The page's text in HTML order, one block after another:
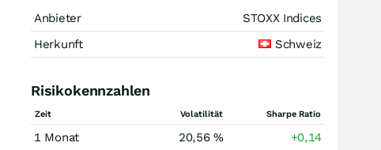
Anbieter
STOXX Indices
Herkunft
Schweiz
Risikokennzahlen
Zeit Volatilität Sharpe Ratio
1 Monat 20,56 %
+0,14